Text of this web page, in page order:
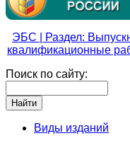
ЭБС | Раздел:
квалификационные
Поиск по сайту:
Виды изданий